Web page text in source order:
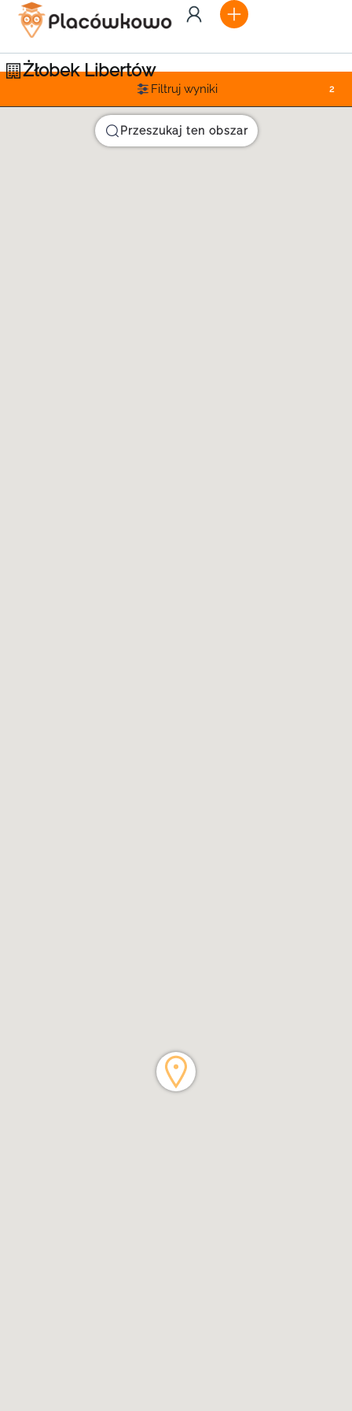
Żłobek Libertów
Filtruj wyniki 2
Przeszukaj ten obszar